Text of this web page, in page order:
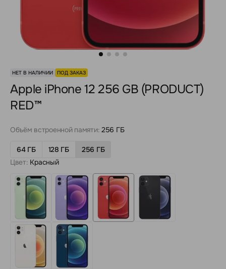
НЕТ В НАЛИЧИИ ПОД ЗАКАЗ
Apple iPhone 12 256 GB (PRODUCT)
RED™
Объём встроенной памяти: 256 ГБ
64 ГБ 128 ГБ
256 ГБ
Цвет: Красный